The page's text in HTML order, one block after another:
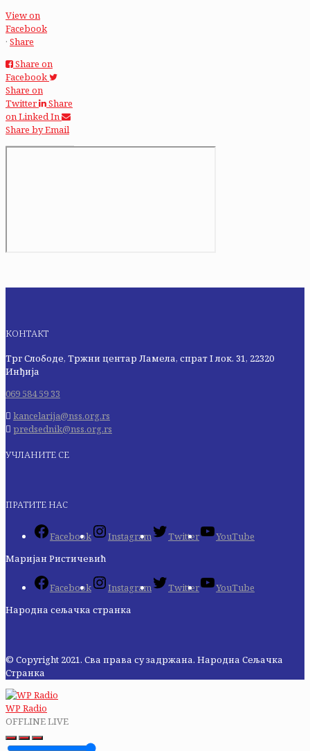
View on
Facebook
· Share
Share on
Facebook
Share on
Twitter
Share
on Linked In
Share by Email
КОНТАКТ
Трг Слободе, Тржни центар Ламела, спрат I лок. 31, 22320
Инђија
069 584 59 33
kancelarija@nss.org.rs
predsednik@nss.org.rs
УЧЛАНИТЕ СЕ
ПРАТИТЕ НАС
Facebook Instagram Twitter
YouTube
Маријан Ристичевић
Facebook Instagram Twitter
YouTube
Народна сељачка странка
© Copyright 2021. Сва права су задржана. Народна Сељачка
Странка
WP Radio
OFFLINELIVE